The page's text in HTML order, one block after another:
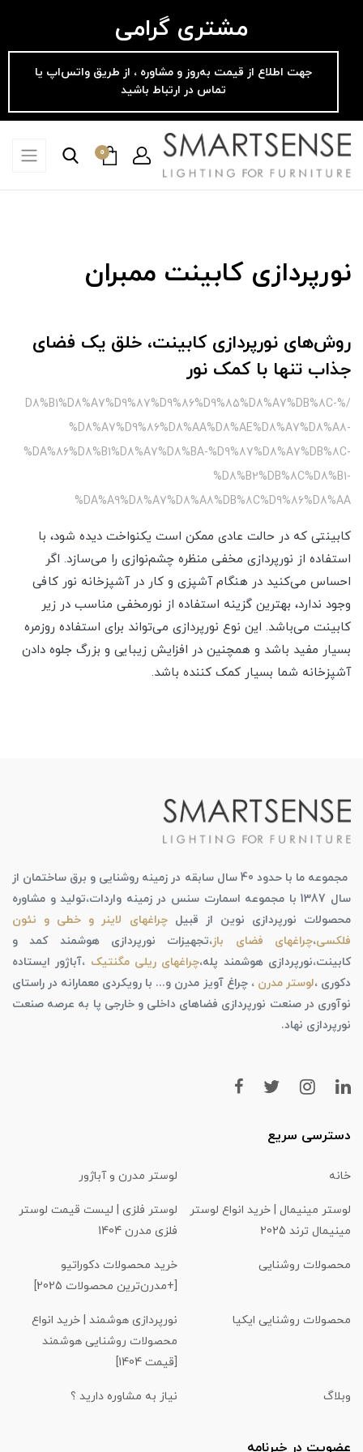
مشتری گرامی
جهت اطلاع از قیمت به‌روز و مشاوره ، از طریق واتس‌اپ یا
تماس در ارتباط باشید
0
نورپردازی کابینت ممبران
روش‌های نورپردازی کابینت، خلق یک فضای
جذاب تنها با کمک نور
/%D8%B1%D8%A7%D9%87%D9%86%D9%85%D8%A7%DB%8C-
%D8%A7%D9%86%D8%AA%D8%AE%D8%A7%D8%A8-
%DA%86%D8%B1%D8%A7%D8%BA-%D9%87%D8%A7%DB%8C-
%D8%B2%DB%8C%D8%B1-
%DA%A9%D8%A7%D8%A8%DB%8C%D9%86%D8%AA
کابینتی که در حالت عادی ممکن است یکنواخت دیده شود، با
استفاده از نورپردازی مخفی منظره چشم‌نوازی را می‌سازد. اگر
احساس می‌کنید در هنگام آشپزی و کار در آشپزخانه نور کافی
وجود ندارد، بهترین گزینه استفاده از نورمخفی مناسب در زیر
کابینت می‌باشد. این نوع نورپردازی می‌تواند برای استفاده روزمره
بسیار مفید باشد و همچنین در افزایش زیبایی و بزرگ جلوه دادن
آشپزخانه شما بسیار کمک کننده باشد.
مجموعه ما با حدود 40 سال سابقه در زمینه روشنایی و برق ساختمان از
سال 1387 با مجموعه اسمارت سنس در زمینه واردات،تولید و مشاوره
محصولات نورپردازی نوین از قبیلچراغهای لاینر و خطی و نئون
فلکسی،چراغهای فضای باز،تجهیزات نورپردازی هوشمند کمد و
کابینت،نورپردازی هوشمند پله،چراغهای ریلی مگنتیک ،آباژور ایستاده
دکوری ،لوستر مدرن ، چراغ آویز مدرن و... با رویکردی معمارانه در راستای
نوآوری در صنعت نورپردازی فضاهای داخلی و خارجی پا به عرصه صنعت
نورپردازی نهاد.
دسترسی سریع
خانه لوستر مدرن و آباژور
لوستر مینیمال | خرید انواع لوستر
مینیمال ترند 2025
لوستر فلزی | لیست قیمت لوستر
فلزی مدرن 1404
محصولات روشنایی
خرید محصولات دکوراتیو
[+مدرن‌ترین محصولات 2025]
محصولات روشنایی ایکیا
نورپردازی هوشمند | خرید انواع
محصولات روشنایی هوشمند
[قیمت 1404]
وبلاگ نیاز به مشاوره دارید ؟
عضویت در خبرنامه